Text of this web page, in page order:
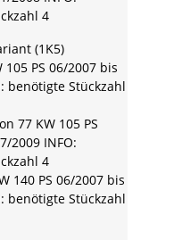
4
(1K5)
105 PS 06/2007 bis
benötigte Stückzahl
77 KW 105 PS
2009 INFO:
4
140 PS 06/2007 bis
benötigte Stückzahl